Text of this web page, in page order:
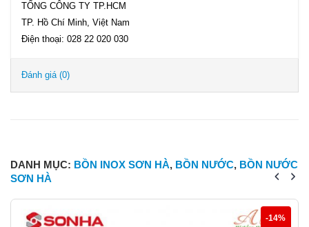
TỔNG CÔNG TY TP.HCM
TP. Hồ Chí Minh, Việt Nam
Điện thoại: 028 22 020 030
Đánh giá (0)
DANH MỤC: BỒN INOX SƠN HÀ, BỒN NƯỚC, BỒN NƯỚC
SƠN HÀ
-14%